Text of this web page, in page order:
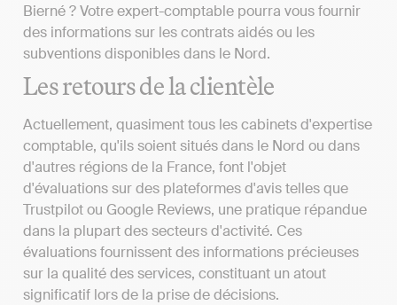
Bierné ? Votre expert-comptable pourra vous fournir
des informations sur les contrats aidés ou les
subventions disponibles dans le Nord.
Les retours de la clientèle
Actuellement, quasiment tous les cabinets d'expertise
comptable, qu'ils soient situés dans le Nord ou dans
d'autres régions de la France, font l'objet
d'évaluations sur des plateformes d'avis telles que
Trustpilot ou Google Reviews, une pratique répandue
dans la plupart des secteurs d'activité. Ces
évaluations fournissent des informations précieuses
sur la qualité des services, constituant un atout
significatif lors de la prise de décisions.